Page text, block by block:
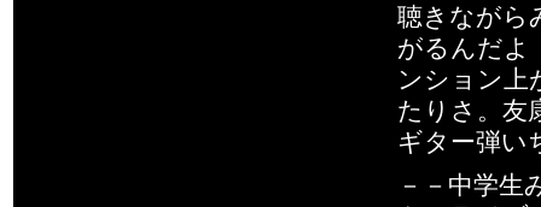
聴きながら
がるんだよ
ンション上
たりさ。友
ギター弾い
－－中学